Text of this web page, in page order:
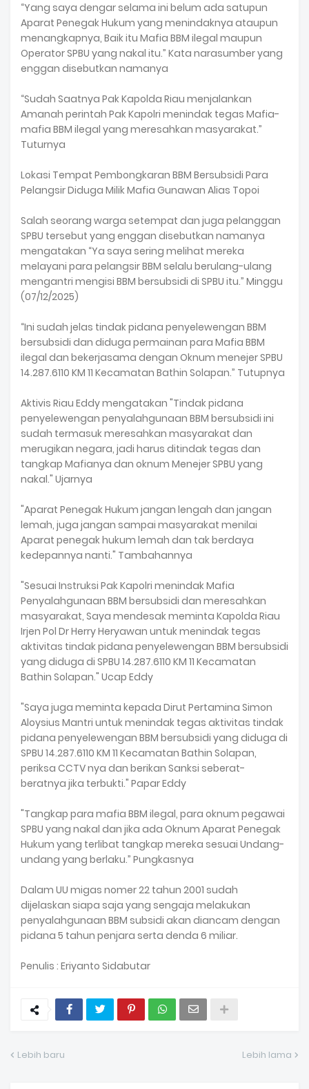
“Yang saya dengar selama ini belum ada satupun
Aparat Penegak Hukum yang menindaknya ataupun
menangkapnya, Baik itu Mafia BBM ilegal maupun
Operator SPBU yang nakal itu.” Kata narasumber yang
enggan disebutkan namanya
“Sudah Saatnya Pak Kapolda Riau menjalankan
Amanah perintah Pak Kapolri menindak tegas Mafia-
mafia BBM ilegal yang meresahkan masyarakat.”
Tuturnya
Lokasi Tempat Pembongkaran BBM Bersubsidi Para
Pelangsir Diduga Milik Mafia Gunawan Alias Topoi
Salah seorang warga setempat dan juga pelanggan
SPBU tersebut yang enggan disebutkan namanya
mengatakan “Ya saya sering melihat mereka
melayani para pelangsir BBM selalu berulang-ulang
mengantri mengisi BBM bersubsidi di SPBU itu.” Minggu
(07/12/2025)
“Ini sudah jelas tindak pidana penyelewengan BBM
bersubsidi dan diduga permainan para Mafia BBM
ilegal dan bekerjasama dengan Oknum menejer SPBU
14.287.6110 KM 11 Kecamatan Bathin Solapan.” Tutupnya
Aktivis Riau Eddy mengatakan "Tindak pidana
penyelewengan penyalahgunaan BBM bersubsidi ini
sudah termasuk meresahkan masyarakat dan
merugikan negara, jadi harus ditindak tegas dan
tangkap Mafianya dan oknum Menejer SPBU yang
nakal." Ujarnya
"Aparat Penegak Hukum jangan lengah dan jangan
lemah, juga jangan sampai masyarakat menilai
Aparat penegak hukum lemah dan tak berdaya
kedepannya nanti." Tambahannya
"Sesuai Instruksi Pak Kapolri menindak Mafia
Penyalahgunaan BBM bersubsidi dan meresahkan
masyarakat, Saya mendesak meminta Kapolda Riau
Irjen Pol Dr Herry Heryawan untuk menindak tegas
aktivitas tindak pidana penyelewengan BBM bersubsidi
yang diduga di SPBU 14.287.6110 KM 11 Kecamatan
Bathin Solapan." Ucap Eddy
"Saya juga meminta kepada Dirut Pertamina Simon
Aloysius Mantri untuk menindak tegas aktivitas tindak
pidana penyelewengan BBM bersubsidi yang diduga di
SPBU 14.287.6110 KM 11 Kecamatan Bathin Solapan,
periksa CCTV nya dan berikan Sanksi seberat-
beratnya jika terbukti." Papar Eddy
"Tangkap para mafia BBM ilegal, para oknum pegawai
SPBU yang nakal dan jika ada Oknum Aparat Penegak
Hukum yang terlibat tangkap mereka sesuai Undang-
undang yang berlaku.” Pungkasnya
Dalam UU migas nomer 22 tahun 2001 sudah
dijelaskan siapa saja yang sengaja melakukan
penyalahgunaan BBM subsidi akan diancam dengan
pidana 5 tahun penjara serta denda 6 miliar.
Penulis : Eriyanto Sidabutar
Lebih baru Lebih lama